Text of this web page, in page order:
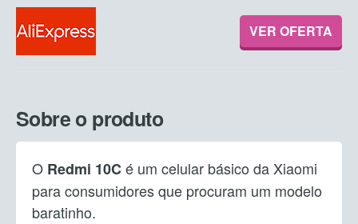
VER OFERTA
Sobre o produto
O Redmi 10Cé um celular básico da Xiaomi
para consumidores que procuram um modelo
baratinho.